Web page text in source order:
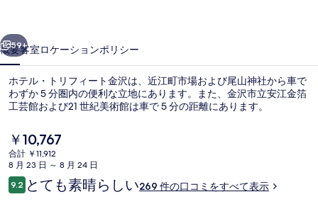
ー
ト
金
沢
の
写
真
59+
概要客室ロケーションポリシー
ホテル・トリフィート金沢は、近江町市場および尾山神社から車で
わずか 5 分圏内の便利な立地にあります。また、金沢市立安江金箔
工芸館および21 世紀美術館は車で 5 分の距離にあります。
現
在
の
料
金
￥10,767
合計 ￥11,912
8 月 23 日 ～ 8 月 24 日
口
コ
9.210段階中9.2
とても素晴らしい269 件の口コミをすべて表示